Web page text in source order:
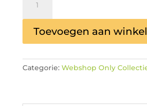
Atlanta
500
v/m
aantal
Toevoegen aan
Categorie: Webshop Only